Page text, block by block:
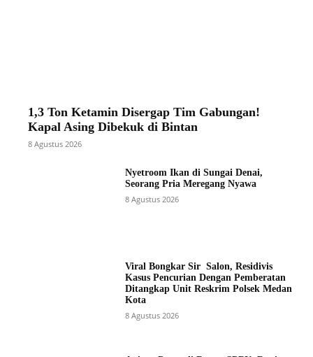
1,3 Ton Ketamin Disergap Tim Gabungan!
Kapal Asing Dibekuk di Bintan
8 Agustus 2026
Nyetroom Ikan di Sungai Denai,
Seorang Pria Meregang Nyawa
8 Agustus 2026
Viral Bongkar Sir Salon, Residivis
Kasus Pencurian Dengan Pemberatan
Ditangkap Unit Reskrim Polsek Medan
Kota
8 Agustus 2026